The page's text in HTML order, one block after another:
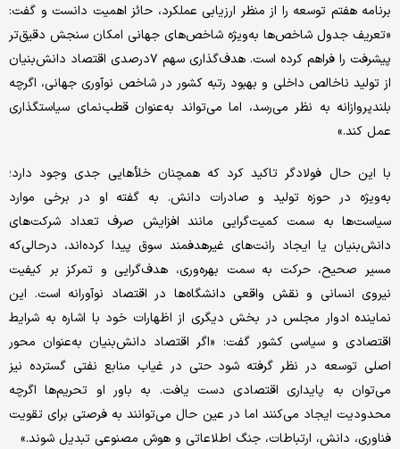
برنامه هفتم توسعه را از منظر ارزیابی عملکرد، حائز اهمیت دانست و گفت:
«تعریف جدول شاخص‌ها به‌ویژه شاخص‌های جهانی امکان سنجش دقیق‌تر
پیشرفت را فراهم کرده است. هدف‌گذاری سهم ۷درصدی اقتصاد دانش‌بنیان
از تولید ناخالص داخلی و بهبود رتبه کشور در شاخص نوآوری جهانی، اگرچه
بلندپروازانه به نظر می‌رسد، اما می‌تواند به‌عنوان قطب‌نمای سیاستگذاری
عمل کند.»
با این حال فولادگر تاکید کرد که همچنان خلأهایی جدی وجود دارد؛
به‌ویژه در حوزه تولید و صادرات دانش. به گفته او در برخی موارد
سیاست‌ها به سمت کمیت‌گرایی مانند افزایش صرف تعداد شرکت‌های
دانش‌بنیان یا ایجاد رانت‌های غیرهدفمند سوق پیدا کرده‌اند، درحالی‌که
مسیر صحیح، حرکت به سمت بهره‌وری، هدف‌گرایی و تمرکز بر کیفیت
نیروی انسانی و نقش واقعی دانشگاه‌ها در اقتصاد نوآورانه است. این
نماینده ادوار مجلس در بخش دیگری از اظهارات خود با اشاره به شرایط
اقتصادی و سیاسی کشور گفت: «اگر اقتصاد دانش‌بنیان به‌عنوان محور
اصلی توسعه در نظر گرفته شود حتی در غیاب منابع نفتی گسترده نیز
می‌توان به پایداری اقتصادی دست یافت. به باور او تحریم‌ها اگرچه
محدودیت ایجاد می‌کنند اما در عین حال می‌توانند به فرصتی برای تقویت
فناوری، دانش، ارتباطات، جنگ اطلاعاتی و هوش مصنوعی تبدیل شوند.»